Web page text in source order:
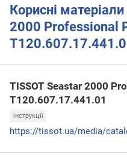
Корисні
2000 Professional
TISSOT Seastar 2000
T120.607.17.441.01
інструкції